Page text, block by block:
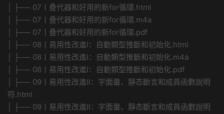
│ ├── 07丨叠代器和好用的新for循環.html
│ ├── 07丨叠代器和好用的新for循環.m4a
│ ├── 07丨叠代器和好用的新for循環.pdf
│ ├── 08丨易用性改進I：自動類型推斷和初始化.html
│ ├── 08丨易用性改進I：自動類型推斷和初始化.m4a
│ ├── 08丨易用性改進I：自動類型推斷和初始化.pdf
│ ├── 09丨易用性改進II：字面量、靜态斷言和成員函數說明
符.html
│ ├── 09丨易用性改進II：字面量、靜态斷言和成員函數說明